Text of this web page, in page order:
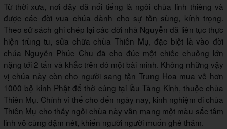
Từ thời xưa, nơi đây đã nổi tiếng là ngôi chùa linh thiêng và
được các đời vua chúa dành cho sự tôn sùng, kính trọng.
Theo sử sách ghi chép lại các đời nhà Nguyễn đã liên tục thực
hiện trùng tu, sửa chữa chùa Thiên Mụ, đặc biệt là vào đời
chúa Nguyễn Phúc Chu đã cho đúc một chiếc chuông lớn
nặng tới 2 tấn và khắc trên đó một bài minh. Không những vậy
vị chúa này còn cho người sang tận Trung Hoa mua về hơn
1000 bộ kinh Phật để thờ cúng tại lầu Tàng Kinh, thuộc chùa
Thiên Mụ. Chính vì thế cho đến ngày nay, kinh nghiệm đi chùa
Thiên Mụ cho thấy ngôi chùa này vẫn mang một màu sắc tâm
linh vô cùng đậm nét, khiến người người muốn ghé thăm.